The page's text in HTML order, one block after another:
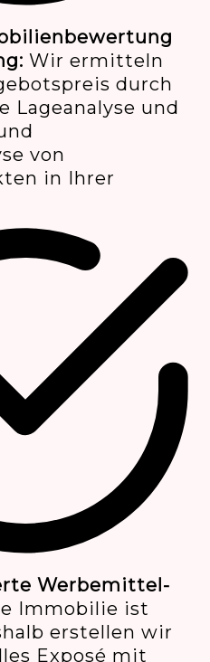
Wir ermitteln
durch
Lageanalyse und
von
in Ihrer
Werbemittel-
Immobilie ist
erstellen wir
Exposé mit